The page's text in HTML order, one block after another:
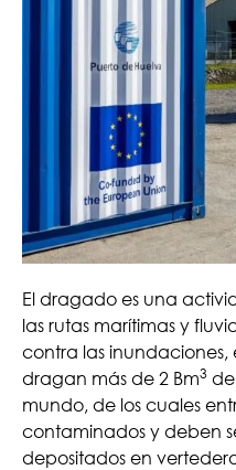
El dragado es una
las rutas marítimas y
contra las
dragan más de 2 Bm3
mundo, de los cuales
contaminados y deben
depositados en